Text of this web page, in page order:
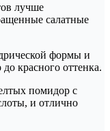
лучше
салатные
формы и
красного оттенка.
помидор с
и отлично